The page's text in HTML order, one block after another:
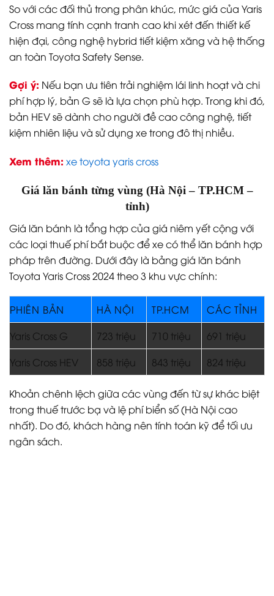
So với các đối thủ trong phân khúc, mức giá của Yaris
Cross mang tính cạnh tranh cao khi xét đến thiết kế
hiện đại, công nghệ hybrid tiết kiệm xăng và hệ thống
an toàn Toyota Safety Sense.
Gợi ý: Nếu bạn ưu tiên trải nghiệm lái linh hoạt và chi
phí hợp lý, bản G sẽ là lựa chọn phù hợp. Trong khi đó,
bản HEV sẽ dành cho người đề cao công nghệ, tiết
kiệm nhiên liệu và sử dụng xe trong đô thị nhiều.
Xem thêm: xe toyota yaris cross
Giá lăn bánh từng vùng (Hà Nội – TP.HCM –
tỉnh)
Giá lăn bánh là tổng hợp của giá niêm yết cộng với
các loại thuế phí bắt buộc để xe có thể lăn bánh hợp
pháp trên đường. Dưới đây là bảng giá lăn bánh
Toyota Yaris Cross 2024 theo 3 khu vực chính:
PHIÊN BẢN HÀ NỘI TP.HCM
CÁC TỈNH
Yaris Cross G
723 triệu 710 triệu
691 triệu
Yaris Cross HEV
858 triệu 843 triệu 824 triệu
Khoản chênh lệch giữa các vùng đến từ sự khác biệt
trong thuế trước bạ và lệ phí biển số (Hà Nội cao
nhất). Do đó, khách hàng nên tính toán kỹ để tối ưu
ngân sách.